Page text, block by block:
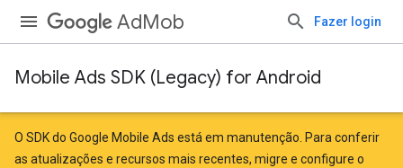
AdMob Fazer login
Mobile Ads SDK (Legacy) for Android
O SDK do Google Mobile Ads está em manutenção. Para conferir
as atualizações e recursos mais recentes, migre e configure o